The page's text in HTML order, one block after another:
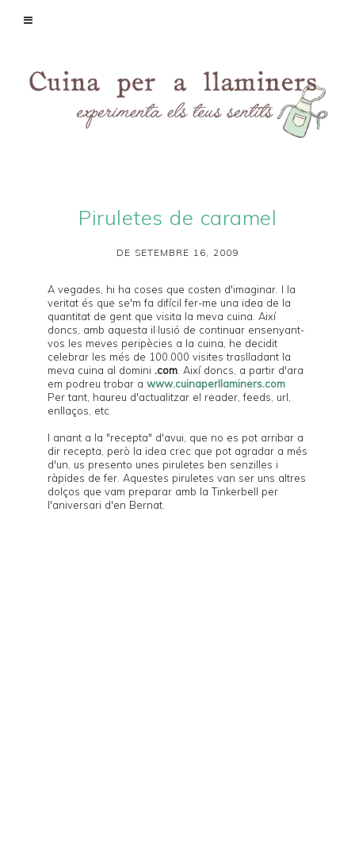
Piruletes de caramel
DE SETEMBRE 16, 2009
A vegades, hi ha coses que costen d'imaginar. I la
veritat és que se'm fa difícil fer-me una idea de la
quantitat de gent que visita la meva cuina. Així
doncs, amb aquesta il·lusió de continuar ensenyant-
vos les meves peripècies a la cuina, he decidit
celebrar les més de 100.000 visites traslladant la
meva cuina al domini .com . Així doncs, a partir d'ara
em podreu trobar a www.cuinaperllaminers.com
Per tant, haureu d'actualitzar el reader, feeds, url,
enllaços, etc.
I anant a la "recepta" d'avui, que no es pot arribar a
dir recepta, però la idea crec que pot agradar a més
d'un, us presento unes piruletes ben senzilles i
ràpides de fer. Aquestes piruletes van ser uns altres
dolços que vam preparar amb laTinkerbell per
l'aniversari d'en Bernat